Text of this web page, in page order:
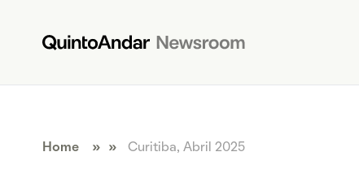
Home » » Curitiba, Abril 2025